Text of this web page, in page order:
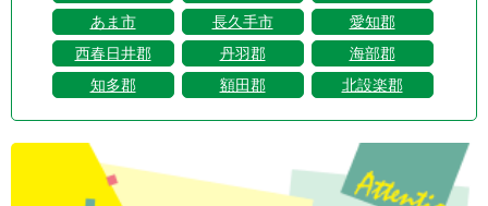
あま市
長久手市
愛知郡
西春日井郡
丹羽郡
海部郡
知多郡
額田郡 北設楽郡